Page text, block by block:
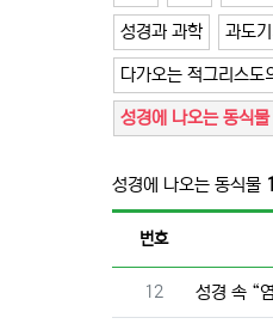
성경과 과학 과도
다가오는 적그리스도
성경에 나오는 동식물
성경에 나오는 동식물
번호
번호
12 성경 속 “